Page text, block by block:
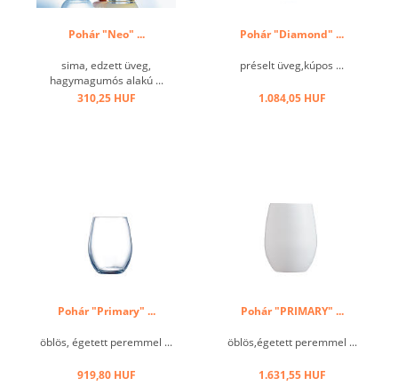
Pohár "Neo" ...
sima, edzett üveg,
hagymagumós alakú ...
310,25 HUF
Pohár "Diamond" ...
préselt üveg,kúpos ...
1.084,05 HUF
Pohár "Primary" ...
öblös, égetett peremmel ...
919,80 HUF
Pohár "PRIMARY" ...
öblös,égetett peremmel ...
1.631,55 HUF